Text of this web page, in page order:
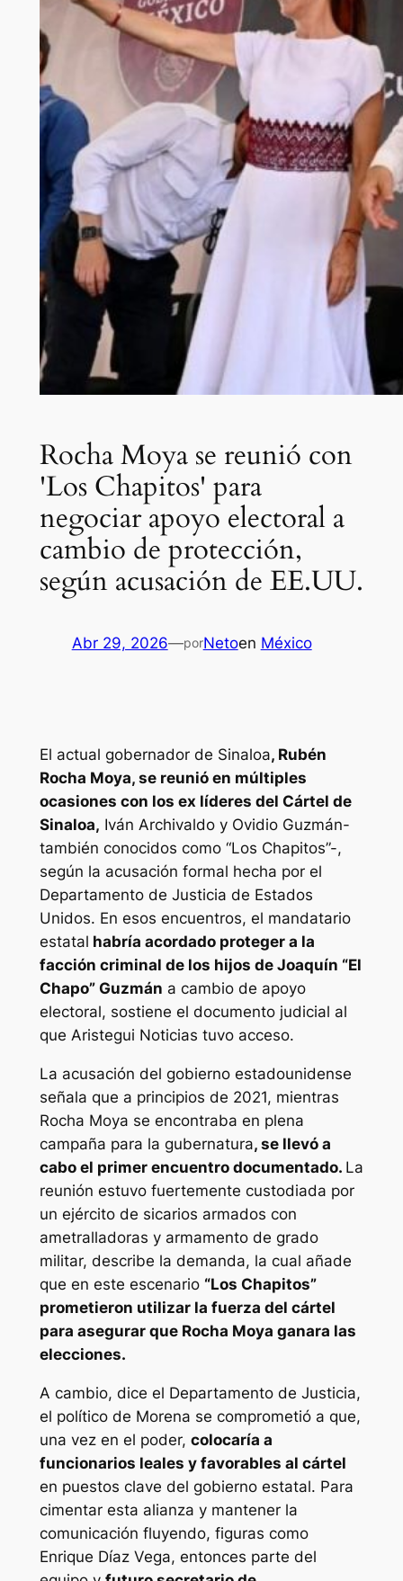
Rocha Moya se reunió con
'Los Chapitos' para
negociar apoyo electoral a
cambio de protección,
según acusación de EE.UU.
Abr 29, 2026—porNetoen México
El actual gobernador de Sinaloa, Rubén
Rocha Moya, se reunió en múltiples
ocasiones con los ex líderes del Cártel de
Sinaloa, Iván Archivaldo y Ovidio Guzmán-
también conocidos como “Los Chapitos”-,
según la acusación formal hecha por el
Departamento de Justicia de Estados
Unidos. En esos encuentros, el mandatario
estatal habría acordado proteger a la
facción criminal de los hijos de Joaquín “El
Chapo” Guzmán a cambio de apoyo
electoral, sostiene el documento judicial al
que Aristegui Noticias tuvo acceso.
La acusación del gobierno estadounidense
señala que a principios de 2021, mientras
Rocha Moya se encontraba en plena
campaña para la gubernatura, se llevó a
cabo el primer encuentro documentado. La
reunión estuvo fuertemente custodiada por
un ejército de sicarios armados con
ametralladoras y armamento de grado
militar, describe la demanda, la cual añade
que en este escenario “Los Chapitos”
prometieron utilizar la fuerza del cártel
para asegurar que Rocha Moya ganara las
elecciones.
A cambio, dice el Departamento de Justicia,
el político de Morena se comprometió a que,
una vez en el poder, colocaría a
funcionarios leales y favorables al cártel
en puestos clave del gobierno estatal. Para
cimentar esta alianza y mantener la
comunicación fluyendo, figuras como
Enrique Díaz Vega, entonces parte del